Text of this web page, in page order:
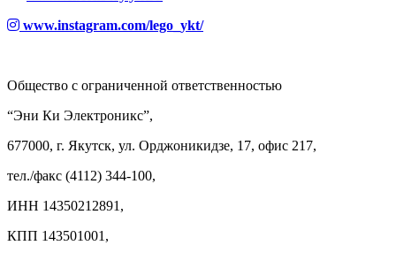
www.instagram.com/lego_ykt/
Общество с ограниченной ответственностью
“Эни Ки Электроникс”,
677000, г. Якутск, ул. Орджоникидзе, 17, офис 217,
тел./факс (4112) 344-100,
ИНН 14350212891,
КПП 143501001,